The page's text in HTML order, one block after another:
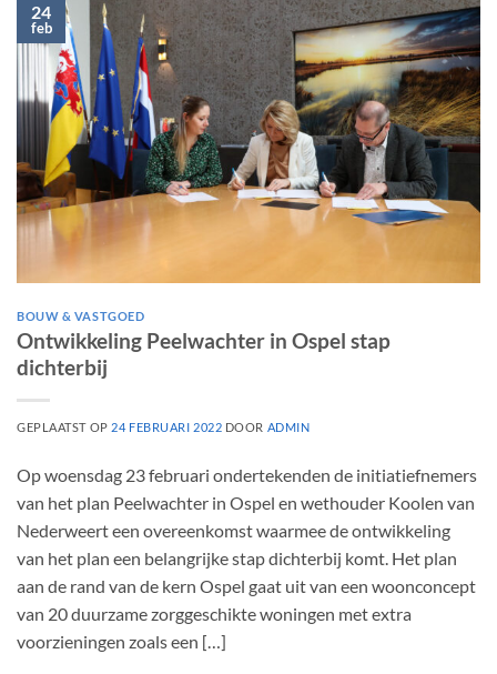
24
feb
BOUW & VASTGOED
Ontwikkeling Peelwachter in Ospel stap
dichterbij
GEPLAATST OP 24 FEBRUARI 2022 DOOR ADMIN
Op woensdag 23 februari ondertekenden de initiatiefnemers
van het plan Peelwachter in Ospel en wethouder Koolen van
Nederweert een overeenkomst waarmee de ontwikkeling
van het plan een belangrijke stap dichterbij komt. Het plan
aan de rand van de kern Ospel gaat uit van een woonconcept
van 20 duurzame zorggeschikte woningen met extra
voorzieningen zoals een […]